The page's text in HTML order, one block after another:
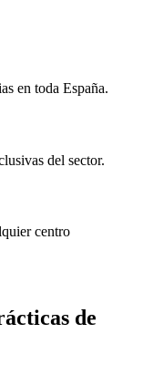
en toda España.
del sector.
centro
de